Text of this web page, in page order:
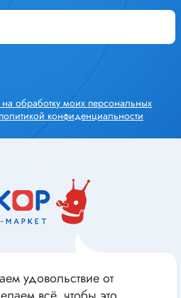
обработку моих персональных
политикой конфиденциальности
удовольствие от